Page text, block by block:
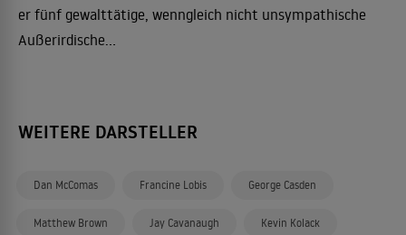
er fünf gewalttätige, wenngleich nicht unsympathische
Außerirdische...
WEITERE DARSTELLER
Dan McComas Francine Lobis George Casden
Matthew Brown Jay Cavanaugh Kevin Kolack